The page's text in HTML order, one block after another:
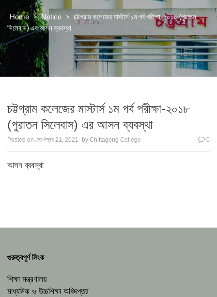
Home > Notice > চট্টগ্রাম কলেজের মাস্টার্স ১ম পর্ব পরীক্ষা-২০১৮ (পুরাতন
সিলেবাস) এর আসন ব্যবস্থা
চট্টগ্রাম কলেজের মাস্টার্স ১ম পর্ব পরীক্ষা-২০১৮
(পুরাতন সিলেবাস) এর আসন ব্যবস্থা
Posted on সেপ্টেম্বর 21, 2021 by Chittagong College 0
আসন ব্যবস্থা
গুরুত্বপূর্ণ লিংক
শিক্ষা মন্ত্রণালয়
মাধ্যমিক ও উচ্চশিক্ষা অধিদপ্তর